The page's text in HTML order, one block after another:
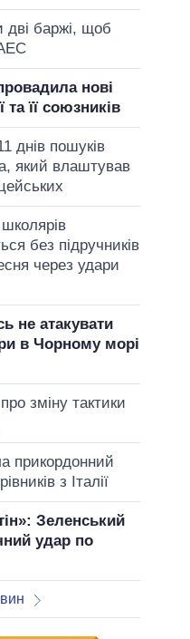
дві баржі, щоб
нові
та її союзників
днів пошуків
який влаштував
без підручників
через удари
не атакувати
в Чорному морі
зміну тактики
прикордонний
з Італії
Зеленський
удар по